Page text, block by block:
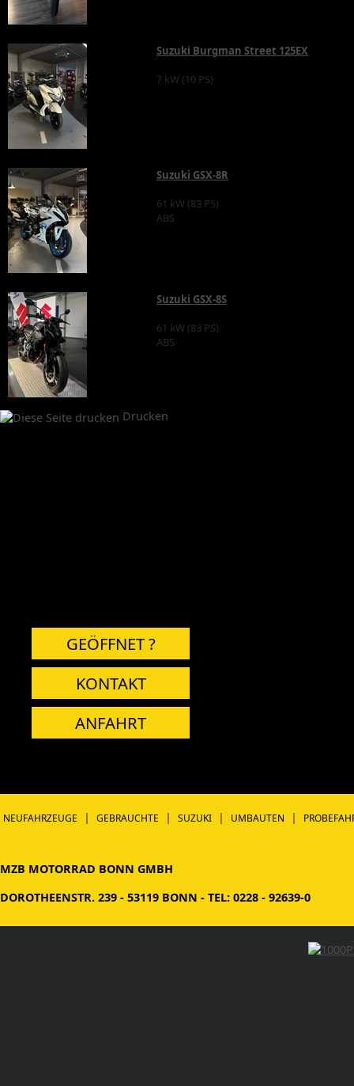
Suzuki Burgman Street 125EX
7 kW (10 PS)
Suzuki GSX-8R
61 kW (83 PS)
ABS
Suzuki GSX-8S
61 kW (83 PS)
ABS
Drucken
GEÖFFNET ?
KONTAKT
ANFAHRT
NEUFAHRZEUGE | GEBRAUCHTE | SUZUKI | UMBAUTEN |
MZB MOTORRAD BONN GMBH
DOROTHEENSTR. 239 - 53119 BONN - TEL: 0228 - 92639-0